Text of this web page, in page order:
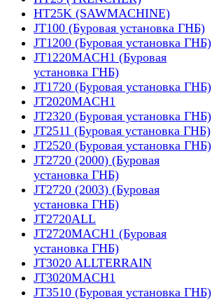
HT25K (SAWMACHINE)
JT100 (Буровая установка ГНБ)
JT1200 (Буровая установка ГНБ)
JT1220MACH1 (Буровая
установка ГНБ)
JT1720 (Буровая установка ГНБ)
JT2020MACH1
JT2320 (Буровая установка ГНБ)
JT2511 (Буровая установка ГНБ)
JT2520 (Буровая установка ГНБ)
JT2720 (2000) (Буровая
установка ГНБ)
JT2720 (2003) (Буровая
установка ГНБ)
JT2720ALL
JT2720MACH1 (Буровая
установка ГНБ)
JT3020 ALLTERRAIN
JT3020MACH1
JT3510 (Буровая установка ГНБ)